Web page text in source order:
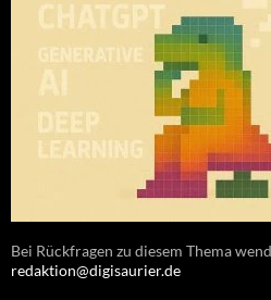
Bei Rückfragen zu diesem Thema
redaktion@digisaurier.de